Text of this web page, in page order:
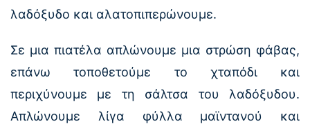
λαδόξυδο και αλατοπιπερώνουμε.
Σε μια πιατέλα απλώνουμε μια στρώση φάβας,
επάνω τοποθετούμε το χταπόδι και
περιχύνουμε με τη σάλτσα του λαδόξυδου.
Απλώνουμε λίγα φύλλα μαϊντανού και